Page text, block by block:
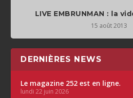
LIVE EMBRUNMAN : la
15 août 2013
DERNIÈRES NEWS
Le magazine 252 est en ligne.
lundi 22 juin 2026